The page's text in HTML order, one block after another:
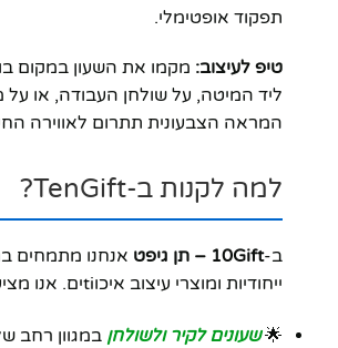
תפקוד אופטימלי.
טיפ לעיצוב: מקמו את השעון במקום
ליד המיטה, על שולחן העבודה, או על
המראה הצבעונית תתרום לאווירה
למה לקנות ב-TenGift?
ב-10Gift – תן גיפט
אנחנו מתמחים
ייחודיות ומוצרי עיצוב איכוtiים. אנו מציעים:
🌟שעונים לקיר ולשולחן במגוון רחב